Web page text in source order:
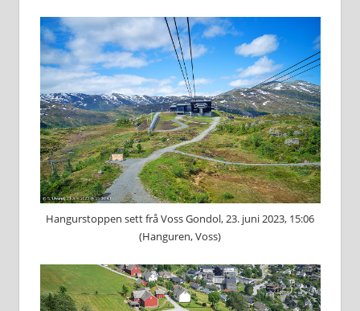
Hangurstoppen sett frå Voss Gondol, 23. juni 2023, 15:06
(Hanguren, Voss)